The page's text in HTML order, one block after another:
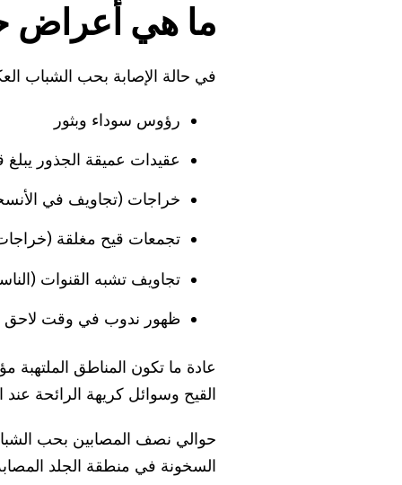
ما هي أعراض
في حالة الإصابة بحب الشباب
رؤوس سوداء وبثور
عقيدات عميقة الجذور
خراجات (تجاويف في
تجمعات قيح مغلقة
تجاويف تشبه القنوات
ظهور ندوب في وقت لاحق
عادة ما تكون المناطق الملتهبة
القيح وسوائل كريهة الرائحة عند
حوالي نصف المصابين بحب
السخونة في منطقة الجلد المصابة قبل 12 إلى 48 ساعة من ظهور